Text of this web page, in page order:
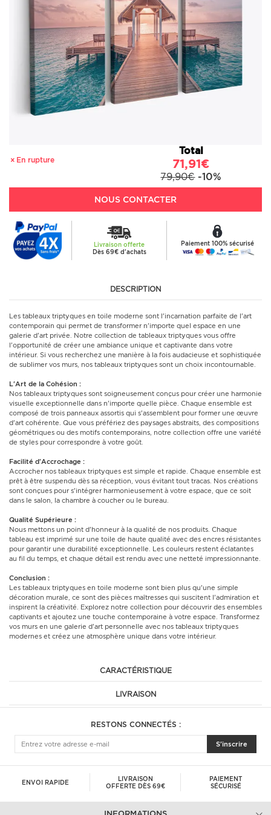
En rupture
Total
71,91€
79,90€ -10%
NOUS CONTACTER
Livraison offerte
Dès 69€ d'achats
Paiement 100% sécurisé
DESCRIPTION
Les tableaux triptyques en toile moderne sont l'incarnation parfaite de l'art
contemporain qui permet de transformer n'importe quel espace en une
galerie d'art privée. Notre collection de tableaux triptyques vous offre
l'opportunité de créer une ambiance unique et captivante dans votre
intérieur. Si vous recherchez une manière à la fois audacieuse et sophistiquée
de sublimer vos murs, nos tableaux triptyques sont un choix incontournable.
L'Art de la Cohésion :
Nos tableaux triptyques sont soigneusement conçus pour créer une harmonie
visuelle exceptionnelle dans n'importe quelle pièce. Chaque ensemble est
composé de trois panneaux assortis qui s'assemblent pour former une œuvre
d'art cohérente. Que vous préfériez des paysages abstraits, des compositions
géométriques ou des motifs contemporains, notre collection offre une variété
de styles pour correspondre à votre goût.
Facilité d'Accrochage :
Accrocher nos tableaux triptyques est simple et rapide. Chaque ensemble est
prêt à être suspendu dès sa réception, vous évitant tout tracas. Nos créations
sont conçues pour s'intégrer harmonieusement à votre espace, que ce soit
dans le salon, la chambre à coucher ou le bureau.
Qualité Supérieure :
Nous mettons un point d'honneur à la qualité de nos produits. Chaque
tableau est imprimé sur une toile de haute qualité avec des encres résistantes
pour garantir une durabilité exceptionnelle. Les couleurs restent éclatantes
au fil du temps, et chaque détail est rendu avec une netteté impressionnante.
Conclusion :
Les tableaux triptyques en toile moderne sont bien plus qu'une simple
décoration murale, ce sont des pièces maîtresses qui suscitent l'admiration et
inspirent la créativité. Explorez notre collection pour découvrir des ensembles
captivants et ajoutez une touche contemporaine à votre espace. Transformez
vos murs en une galerie d'art personnelle avec nos tableaux triptyques
modernes et créez une atmosphère unique dans votre intérieur.
CARACTÉRISTIQUE
LIVRAISON
RESTONS CONNECTÉS :
S'inscrire
ENVOI RAPIDE
LIVRAISON
OFFERTE DÈS 69€
PAIEMENT
SÉCURISÉ